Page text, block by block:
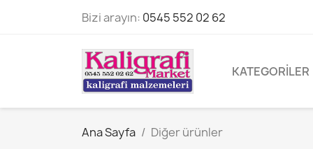
Bizi arayın: 0545 552 02 62
KATEGORILER
Ana Sayfa Diğer ürünler